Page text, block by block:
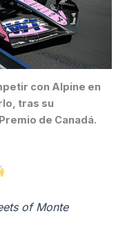
con Alpine en
tras su
de Canadá.
of Monte